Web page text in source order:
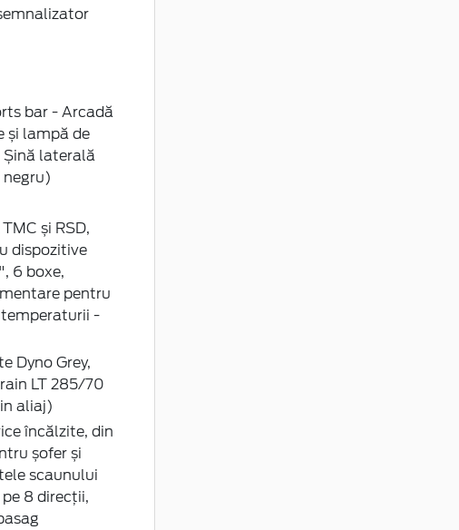
bar - Arcadă
și lampă de
laterală
negru)
și RSD,
dispozitive
6 boxe,
pentru
-
Dyno Grey,
LT 285/70
aliaj)
încălzite, din
șofer și
scaunului
8 direcţii,